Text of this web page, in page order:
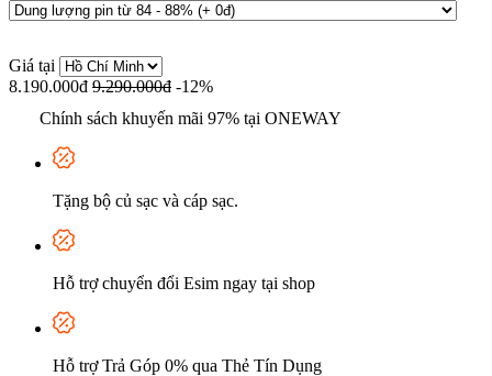
Giá tại
8.190.000đ 9.290.000đ -12%
Chính sách khuyến mãi 97% tại ONEWAY
Tặng bộ củ sạc và cáp sạc.
Hỗ trợ chuyển đổi Esim ngay tại shop
Hỗ trợ Trả Góp 0% qua Thẻ Tín Dụng